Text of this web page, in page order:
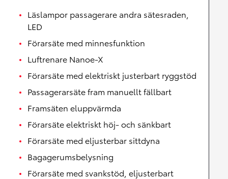
Läslampor passagerare andra sätesraden,
LED
Förarsäte med minnesfunktion
Luftrenare Nanoe-X
Förarsäte med elektriskt justerbart ryggstöd
Passagerarsäte fram manuellt fällbart
Framsäten eluppvärmda
Förarsäte elektriskt höj- och sänkbart
Förarsäte med eljusterbar sittdyna
Bagagerumsbelysning
Förarsäte med svankstöd, eljusterbart